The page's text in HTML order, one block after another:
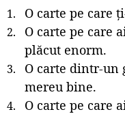
O carte pe care
O carte pe care
plăcut enorm.
O carte dintr-un
mereu bine.
O carte pe care